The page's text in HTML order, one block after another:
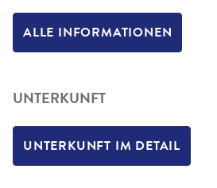
ALLE INFORMATIONEN
UNTERKUNFT
UNTERKUNFT IM DETAIL